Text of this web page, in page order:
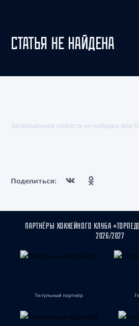
СТАТЬЯ НЕ НАЙДЕНА
Запрошенная новость не найдена или
Поделиться:
ПАРТНЁРЫ ХОККЕЙНОГО КЛУБА
2026/2027
Титульный партнёр